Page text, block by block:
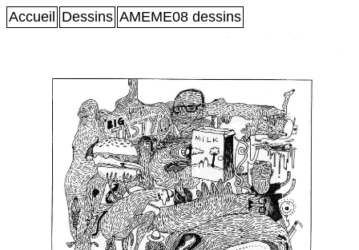
Accueil Dessins AMEME08 dessins